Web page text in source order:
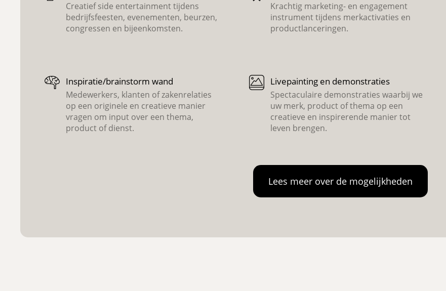
Creatief side entertainment tijdens
bedrijfsfeesten, evenementen, beurzen,
congressen en bijeenkomsten.
Krachtig marketing- en engagement
instrument tijdens merkactivaties en
productlanceringen.
Inspiratie/brainstorm wand
Medewerkers, klanten of zakenrelaties
op een originele en creatieve manier
vragen om input over een thema,
product of dienst.
Livepainting en demonstraties
Spectaculaire demonstraties waarbij we
uw merk, product of thema op een
creatieve en inspirerende manier tot
leven brengen.
Lees meer over de mogelijkheden